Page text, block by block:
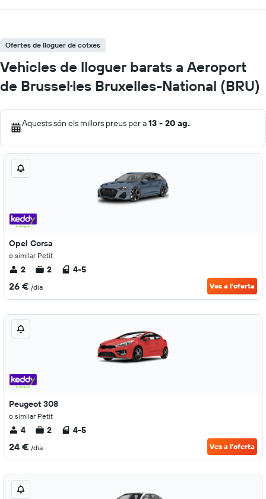
Ofertes de lloguer de cotxes
Vehicles de lloguer barats a Aeroport
de Brussel·les Bruxelles-National (BRU)
Aquests són els millors preus per a13 - 20 ag..
Opel Corsa
o similar Petit
2 2 4-5
26 € /dia Ves a l'oferta
Peugeot 308
o similar Petit
4 2 4-5
24 € /dia Ves a l'oferta